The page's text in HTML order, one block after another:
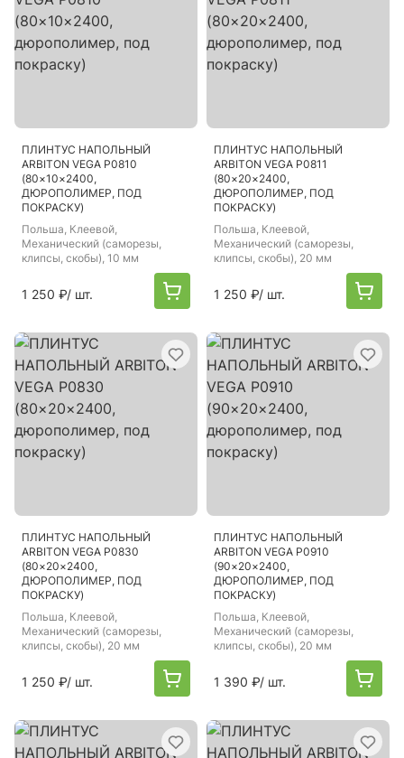
ПЛИНТУС НАПОЛЬНЫЙ
ARBITON VEGA P0810
(80×10×2400,
ДЮРОПОЛИМЕР, ПОД
ПОКРАСКУ)
Польша, Клеевой,
Механический (саморезы,
клипсы, скобы), 10 мм
1 250 ₽/ шт.
ПЛИНТУС НАПОЛЬНЫЙ
ARBITON VEGA P0811
(80×20×2400,
ДЮРОПОЛИМЕР, ПОД
ПОКРАСКУ)
Польша, Клеевой,
Механический (саморезы,
клипсы, скобы), 20 мм
1 250 ₽/ шт.
ПЛИНТУС НАПОЛЬНЫЙ
ARBITON VEGA P0830
(80×20×2400,
ДЮРОПОЛИМЕР, ПОД
ПОКРАСКУ)
Польша, Клеевой,
Механический (саморезы,
клипсы, скобы), 20 мм
1 250 ₽/ шт.
ПЛИНТУС НАПОЛЬНЫЙ
ARBITON VEGA P0910
(90×20×2400,
ДЮРОПОЛИМЕР, ПОД
ПОКРАСКУ)
Польша, Клеевой,
Механический (саморезы,
клипсы, скобы), 20 мм
1 390 ₽/ шт.